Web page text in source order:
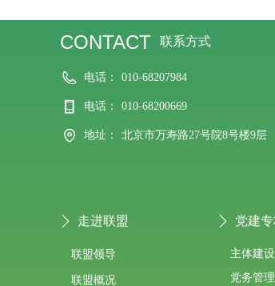
CONTACT 联系方式
电话： 010-68207984
电话： 010-68200669
地址： 北京市万寿路27号院8号楼9层
联盟领导
联盟概况
主体建设
党务管理
ꄲ 走进联盟 ꄲ 党建